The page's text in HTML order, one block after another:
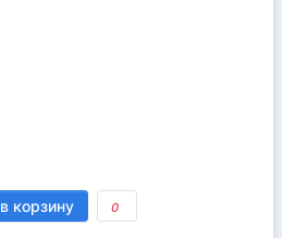
в корзину 0